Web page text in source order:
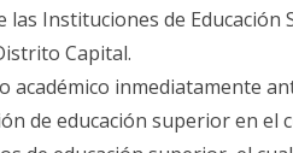
Instituciones de Educación
Capital.
académico inmediatamente
de educación superior en el